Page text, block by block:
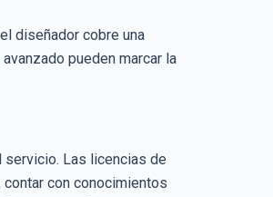
diseñador cobre una
pueden marcar la
servicio. Las licencias de
con conocimientos